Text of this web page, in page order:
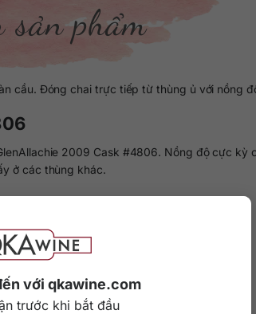
với qkawine.com
trước khi bắt đầu
sản phẩm
cầu. Đóng chai trực tiếp từ thùng ủ với nồng
2009 Cask #4806. Nồng độ cực
ở các thùng khác.